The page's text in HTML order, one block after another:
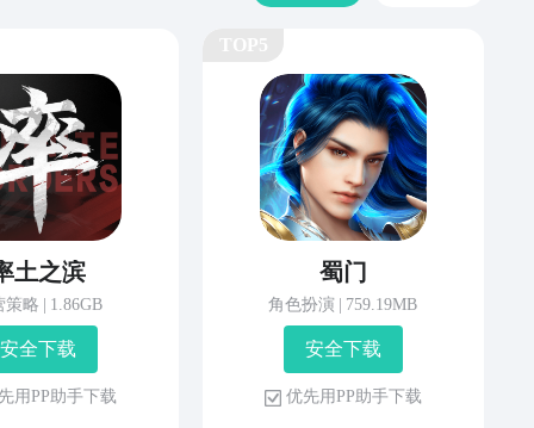
土之滨
策略 1.86GB
安 全 下 载
用 P P 助 手 下 载
蜀门
角色扮演 759.19MB
安 全 下 载
优 先 用 P P 助 手 下 载